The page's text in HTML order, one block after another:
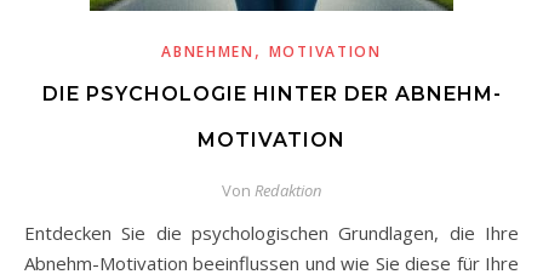
ABNEHMEN , MOTIVATION
DIE PSYCHOLOGIE HINTER DER ABNEHM-
MOTIVATION
Von Redaktion
Entdecken Sie die psychologischen Grundlagen, die Ihre
Abnehm-Motivation beeinflussen und wie Sie diese für Ihre